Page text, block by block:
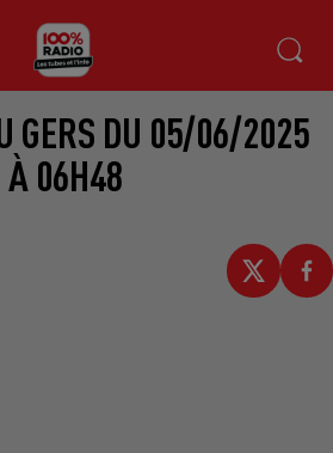
GERS DU 05/06/2025
À 06H48